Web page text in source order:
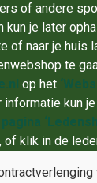
of andere
kun je later
of naar je huis
te
op het
informatie kun
pagina
of klik in de